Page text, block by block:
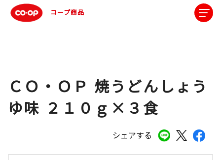
コープ商品
シェアする
ＣＯ・ＯＰ 焼うどんしょう
ゆ味 ２１０ｇ×３食